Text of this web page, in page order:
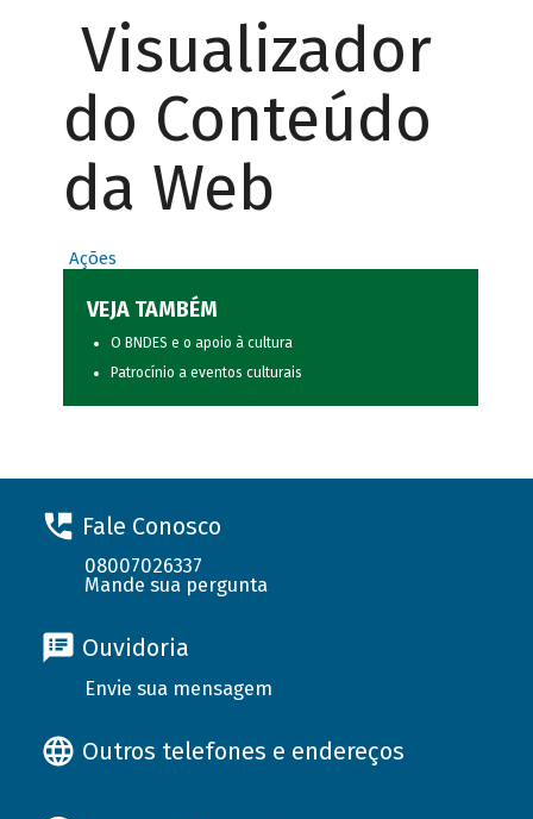
Visualizador
do Conteúdo
da Web
Ações
VEJA TAMBÉM
O BNDES e o apoio à cultura
Patrocínio a eventos culturais
Fale Conosco
08007026337
Mande sua pergunta
Ouvidoria
Envie sua mensagem
Outros telefones e endereços